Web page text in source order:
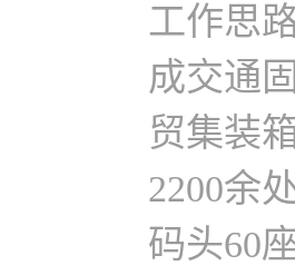
工作思
成交通
贸集装
2200余
码头60座